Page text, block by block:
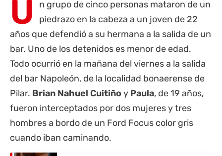
U
n grupo de cinco personas mataron de un
piedrazo en la cabeza a un joven de 22
años que defendió a su hermana a la salida de un
bar. Uno de los detenidos es menor de edad.
Todo ocurrió en la mañana del viernes a la salida
del bar Napoleón, de la localidad bonaerense de
Pilar. Brian Nahuel Cuitiño y Paula, de 19 años,
fueron interceptados por dos mujeres y tres
hombres a bordo de un Ford Focus color gris
cuando iban caminando.